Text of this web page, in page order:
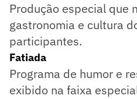
Produção especial que
gastronomia e cultura
participantes.
Fatiada
Programa de humor e
exibido na faixa